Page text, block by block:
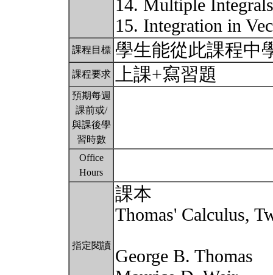
14. Multiple
15. Integration in
課程目標 學生能從此課程中
課程要求 上課+寫習題
預期每週
課前或/
與課後學
習時數
Office
Hours
指定閱讀
課本
Thomas' Calculus,
George B. Thomas